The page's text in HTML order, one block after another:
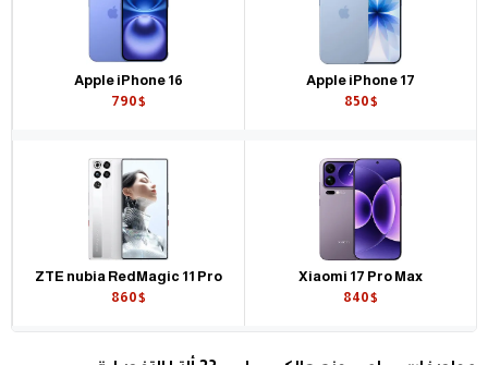
Apple iPhone 17
850$
Apple iPhone 16
790$
Xiaomi 17 Pro Max
840$
ZTE nubia RedMagic 11 Pro
860$